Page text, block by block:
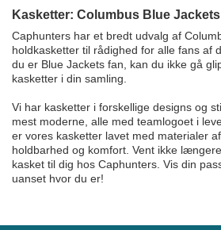
Kasketter: Columbus Blue Jackets
Caphunters har et bredt udvalg af
holdkasketter til rådighed for alle fans af
du er Blue Jackets fan, kan du ikke gå
kasketter i din samling.
Vi har kasketter i forskellige designs og
mest moderne, alle med teamlogoet i
er vores kasketter lavet med materialer
holdbarhed og komfort. Vent ikke
kasket til dig hos Caphunters. Vis din
uanset hvor du er!